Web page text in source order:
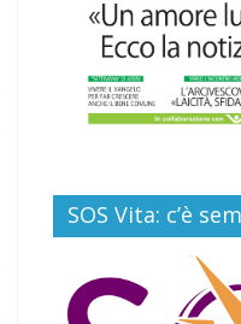
SOS Vita: c’è